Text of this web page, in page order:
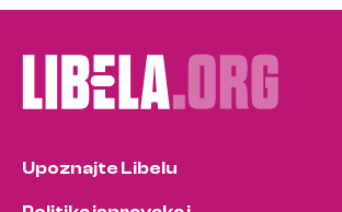
Upoznajte Libelu